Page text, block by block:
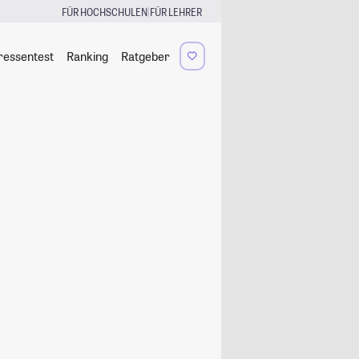
FÜR HOCHSCHULEN|FÜR LEHRER
Ranking Ratgeber